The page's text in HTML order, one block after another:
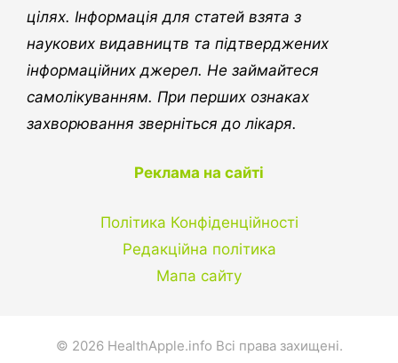
цілях. Інформація для статей взята з
наукових видавництв та підтверджених
інформаційних джерел. Не займайтеся
самолікуванням. При перших ознаках
захворювання зверніться до лікаря.
Реклама на сайті
Політика Конфіденційності
Редакційна політика
Мапа сайту
© 2026 HealthApple.info Всі права захищені.